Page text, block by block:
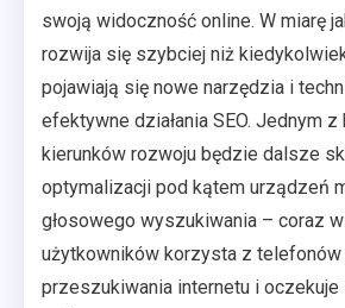
swoją widoczność online. W miarę
rozwija się szybciej niż
pojawiają się nowe narzędzia i
efektywne działania SEO. Jednym
kierunków rozwoju będzie dalsze
optymalizacji pod kątem urządzeń
głosowego wyszukiwania – coraz
użytkowników korzysta z telefonów
przeszukiwania internetu i